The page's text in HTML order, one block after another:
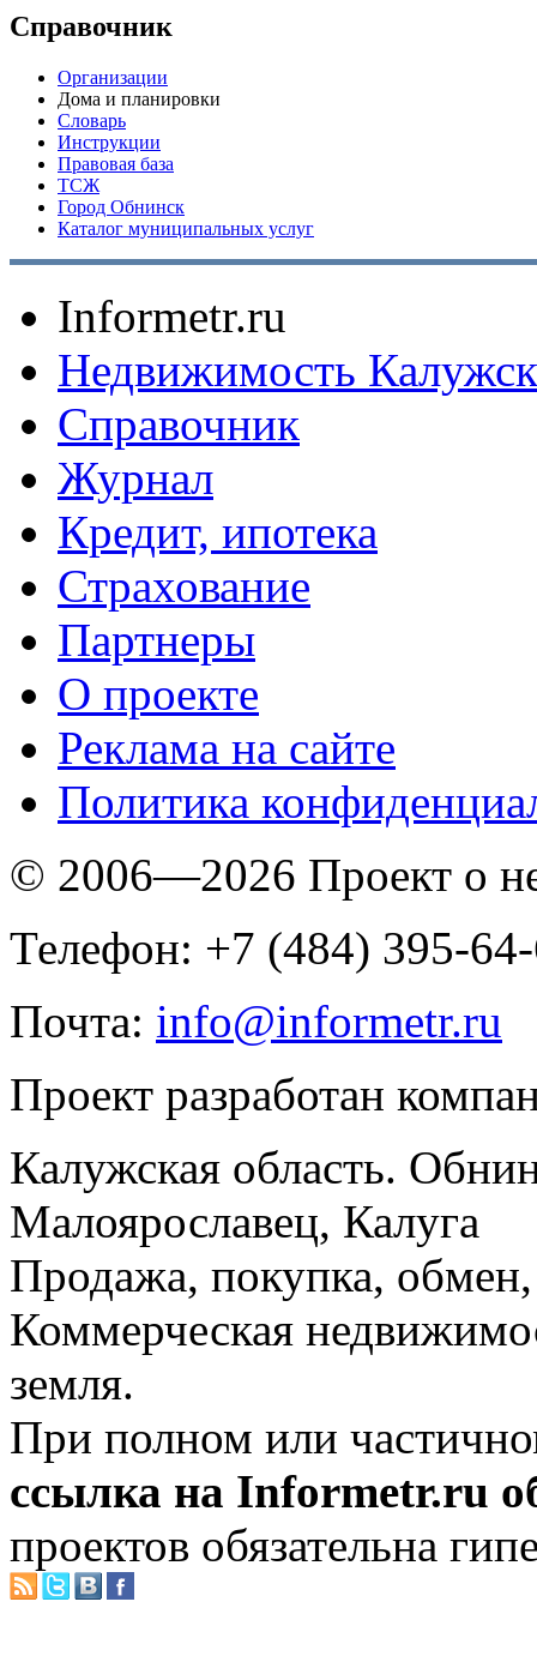
Справочник
Организации
Дома и планировки
Словарь
Инструкции
Правовая база
ТСЖ
Город Обнинск
Каталог муниципальных услуг
Informetr.ru
Недвижимость
Справочник
Журнал
Кредит, ипотека
Страхование
Партнеры
O проекте
Реклама на сайте
Политика
© 2006—2026 Проект о
Телефон: +7 (484) 395-
Почта: info@informetr.ru
Проект разработан
Калужская область.
Малоярославец, Калуга
Продажа, покупка, обмен,
Коммерческая
земля.
При полном или
ссылка на Informetr.ru
проектов обязательна